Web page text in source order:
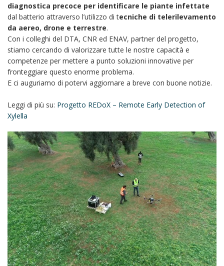
diagnostica precoce per identificare le piante infettate
dal batterio attraverso l’utilizzo di tecniche di telerilevamento
da aereo, drone e terrestre.
Con i colleghi del DTA, CNR ed ENAV, partner del progetto,
stiamo cercando di valorizzare tutte le nostre capacità e
competenze per mettere a punto soluzioni innovative per
fronteggiare questo enorme problema.
E ci auguriamo di potervi aggiornare a breve con buone notizie.
Leggi di più su: Progetto REDoX – Remote Early Detection of
Xylella